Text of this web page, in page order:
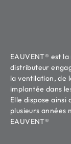
EAUVENT® est
distributeur
la ventilation, de
implantée dans
Elle dispose ainsi
plusieurs années
EAUVENT®